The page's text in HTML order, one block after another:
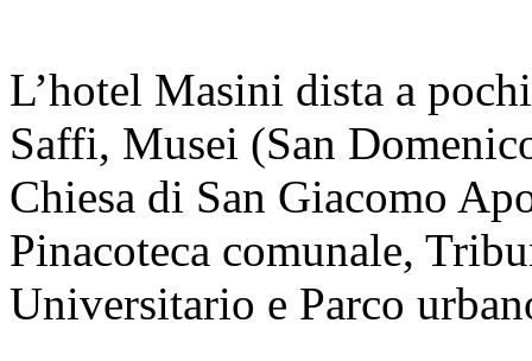
L’hotel Masini dista a
Saffi, Musei (San
Chiesa di San Giacomo
Pinacoteca comunale,
Universitario e Parco